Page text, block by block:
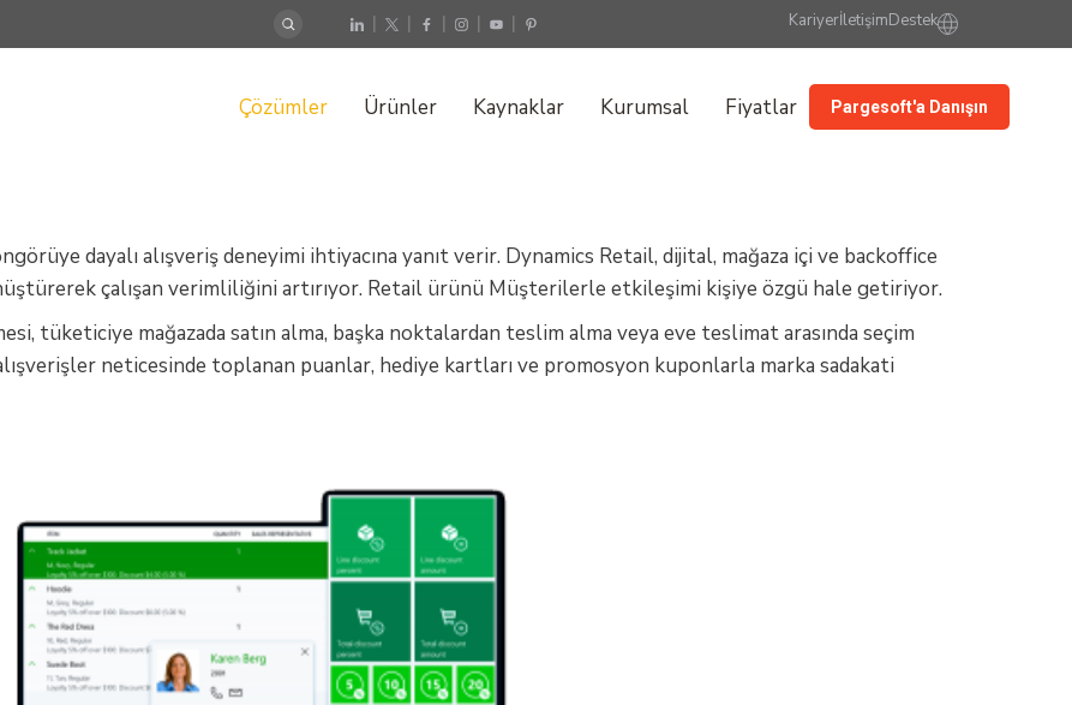
| | | | | KariyerİletişimDestek
Çözümler Ürünler Kaynaklar Kurumsal Fiyatlar Pargesoft'a Danışın
dayalı alışveriş deneyimi ihtiyacına yanıt verir. Dynamics Retail, dijital, mağaza içi ve backoffice
çalışan verimliliğini artırıyor. Retail ürünü Müşterilerle etkileşimi kişiye özgü hale getiriyor.
tüketiciye mağazada satın alma, başka noktalardan teslim alma veya eve teslimat arasında seçim
neticesinde toplanan puanlar, hediye kartları ve promosyon kuponlarla marka sadakati